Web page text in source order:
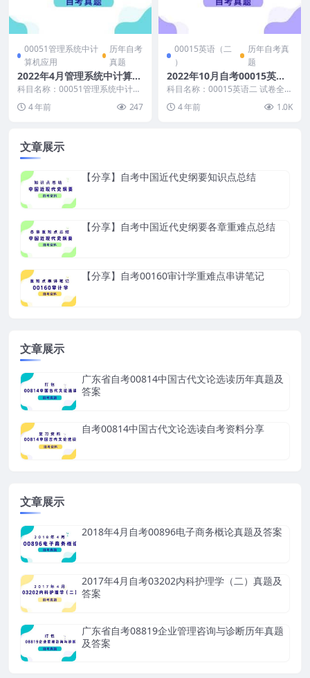
00051管理系统中计
算机应用
历年自考
真题
2022年4月管理系统中计算机
应用自考真题及答案
科目名称：00051管理系统中计算
教育自学考...
4 年前 247
00015英语（二
）
历年自考真
题
2022年10月自考00015英语
（二）真题及答案
科目名称：00015英语二 试卷全
试英语（二）...
4 年前 1.0K
文章展示
【分享】自考中国近代史纲要知识点总结
【分享】自考中国近代史纲要各章重难点总结
【分享】自考00160审计学重难点串讲笔记
文章展示
广东省自考00814中国古代文论选读历年真题及
答案
自考00814中国古代文论选读自考资料分享
文章展示
2018年4月自考00896电子商务概论真题及答案
2017年4月自考03202内科护理学（二）真题及
答案
广东省自考08819企业管理咨询与诊断历年真题
及答案